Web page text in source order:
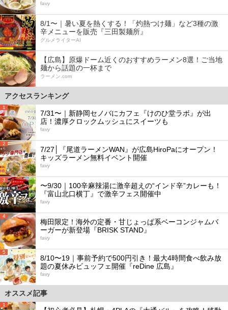
favy
8/1〜｜暑い夏を熱くする！「灼熱つけ麺」など3種の激
辛メニューを販売『三田製麺所』
グルメライターAI
【広島】原爆ドーム近くのおすすめラーメン8選！ご当地
麺から話題の一杯まで
ラーメン.com
アクセスランキング
1
7/31〜｜新静岡セノバにカフェ『けのひ堂ラボ』が出
店！濃厚クロックムッシュにスイーツも
favy
2
7/27│『尾道ラーメンWAN』が広島HiroPaにオープン！
キッズラーメン無料イベント開催
favy
3
〜9/30｜100辛麻辣湯に激辛超えの“インド辛”カレーも！
『富山北口横丁』で激辛フェス開催中
favy
4
梅田限定！海外の定番・甘じょっぱ系ベーコンジャムバ
ーガーが新登場『BRISK STAND』
favy
5
8/10〜19｜事前予約で500円引き！最大4時間食べ飲み放
題の夏休みビュッフェ開催『reDine 広島』
favy
オススメ記事
1